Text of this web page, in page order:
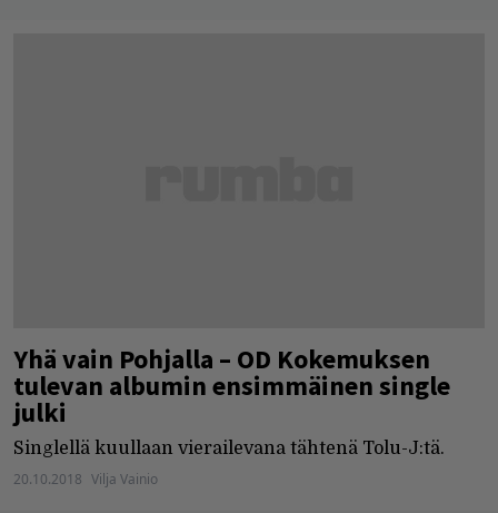
Yhä vain Pohjalla – OD Kokemuksen
tulevan albumin ensimmäinen single
julki
Singlellä kuullaan vierailevana tähtenä Tolu-J:tä.
20.10.2018 Vilja Vainio